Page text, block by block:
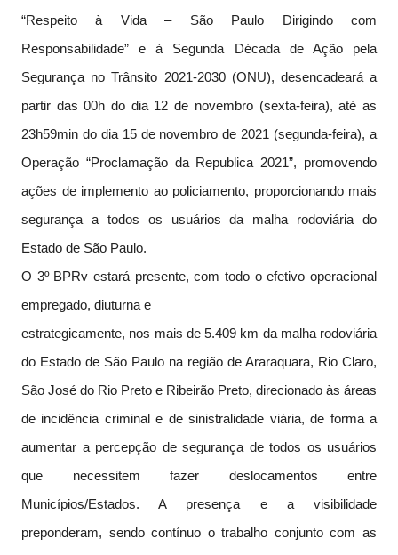
“Respeito à Vida – São Paulo Dirigindo com
Responsabilidade” e à Segunda Década de Ação pela
Segurança no Trânsito 2021-2030 (ONU), desencadeará a
partir das 00h do dia 12 de novembro (sexta-feira), até as
23h59min do dia 15 de novembro de 2021 (segunda-feira), a
Operação “Proclamação da Republica 2021”, promovendo
ações de implemento ao policiamento, proporcionando mais
segurança a todos os usuários da malha rodoviária do
Estado de São Paulo.
O 3º BPRv estará presente, com todo o efetivo operacional
empregado, diuturna e
estrategicamente, nos mais de 5.409 km da malha rodoviária
do Estado de São Paulo na região de Araraquara, Rio Claro,
São José do Rio Preto e Ribeirão Preto, direcionado às áreas
de incidência criminal e de sinistralidade viária, de forma a
aumentar a percepção de segurança de todos os usuários
que necessitem fazer deslocamentos entre
Municípios/Estados. A presença e a visibilidade
preponderam, sendo contínuo o trabalho conjunto com as